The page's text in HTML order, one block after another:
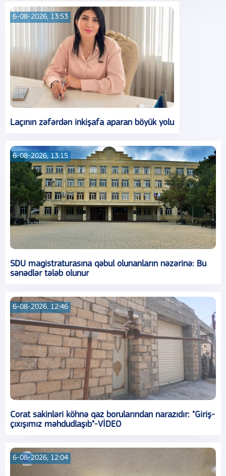
6-08-2026, 13:53
Laçının zəfərdən inkişafa aparan böyük yolu
6-08-2026, 13:15
SDU magistraturasına qəbul olunanların nəzərinə: Bu
sənədlər tələb olunur
6-08-2026, 12:46
Corat sakinləri köhnə qaz borularından narazıdır: "Giriş-
çıxışımız məhdudlaşıb"-VİDEO
6-08-2026, 12:04